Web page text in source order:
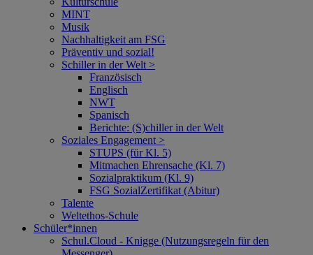
MINT
Musik
Nachhaltigkeit am FSG
Präventiv und sozial!
Schiller in der Welt >
Französisch
Englisch
NWT
Spanisch
Berichte: (S)chiller in der Welt
Soziales Engagement >
STUPS (für Kl. 5)
Mitmachen Ehrensache (Kl. 7)
Sozialpraktikum (Kl. 9)
FSG SozialZertifikat (Abitur)
Talente
Weltethos-Schule
Schüler*innen
Schul.Cloud - Knigge (Nutzungsregeln für den